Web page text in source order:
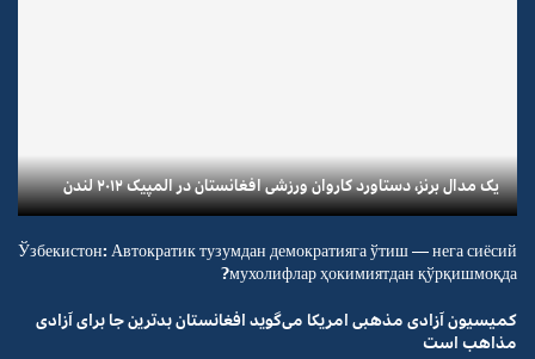
یک مدال برنز، دستاورد کاروان ورزشی افغانستان در المپیک ۲۰۱۲ لندن
Ўзбекистон: Автократик тузумдан демократияга ўтиш — нега сиёсий
мухолифлар ҳокимиятдан қўрқишмоқда?
کمیسیون آزادی مذهبی امریکا می‌گوید افغانستان بدترین جا برای آزادی
مذاهب است